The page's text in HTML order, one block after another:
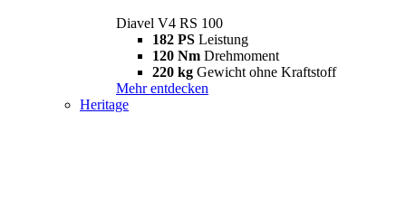
Diavel V4 RS 100
182 PS Leistung
120 Nm Drehmoment
220 kg Gewicht ohne Kraftstoff
Mehr entdecken
Heritage